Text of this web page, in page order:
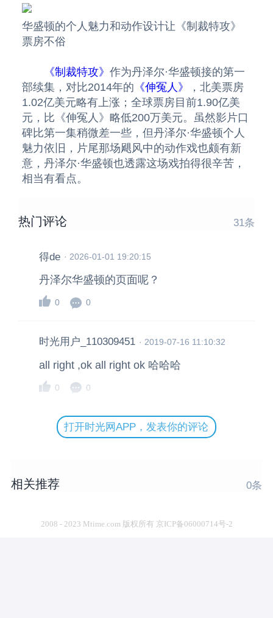
华盛顿的个人魅力和动作设计让《制裁特攻》
票房不俗
《制裁特攻》 作为丹泽尔·华盛顿接的第一
部续集，对比2014年的 《伸冤人》
，北美票房
1.02亿美元略有上涨；全球票房目前1.90亿美
元，比《伸冤人》略低200万美元。虽然影片口
碑比第一集稍微差一些，但丹泽尔·华盛顿个人
魅力依旧，片尾那场飓风中的动作戏也颇有新
意，丹泽尔·华盛顿也透露这场戏拍得很辛苦，
相当有看点。
热门评论 31条
得de · 2026-01-01 19:20:15
丹泽尔华盛顿的页面呢？
0 0
时光用户_110309451 · 2019-07-16 11:10:32
all right ,ok all right ok 哈哈哈
0 0
打开时光网APP，发表你的评论
相关推荐 0条
2008 - 2023 Mtime.com 版权所有 京ICP备06000714号-2